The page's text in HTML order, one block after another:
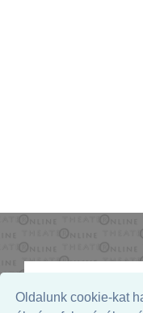
Oldalunk cookie-kat
Az oldal